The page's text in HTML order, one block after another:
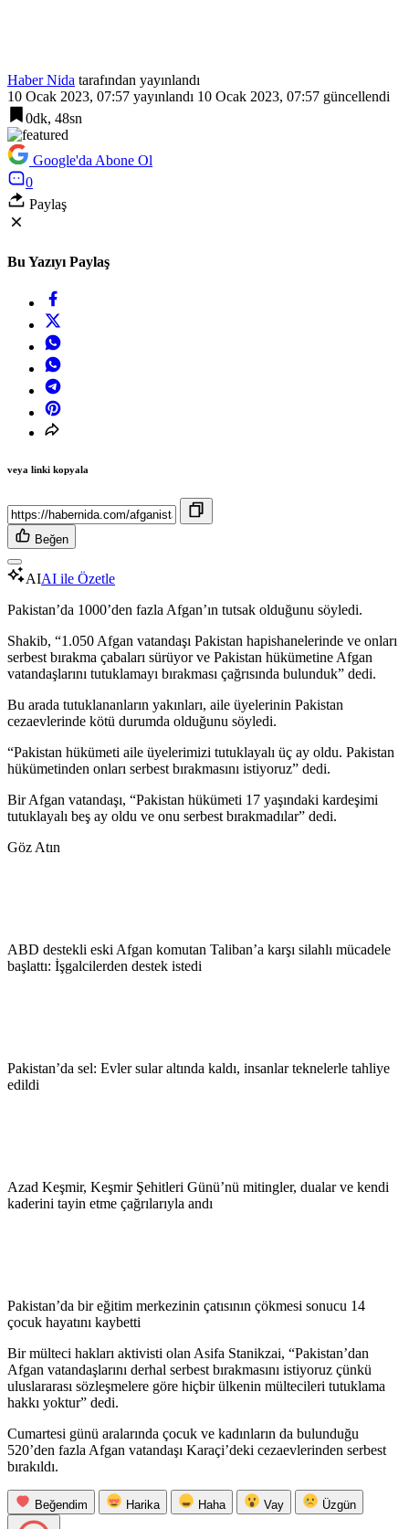
Haber Nida tarafından yayınlandı
10 Ocak 2023, 07:57 yayınlandı 10 Ocak 2023, 07:57 güncellendi
0dk, 48sn
Google'da Abone Ol
0
Paylaş
Bu Yazıyı Paylaş
veya linki kopyala
Beğen
AIAI ile Özetle
Pakistan’da 1000’den fazla Afgan’ın tutsak olduğunu söyledi.
Shakib, “1.050 Afgan vatandaşı Pakistan hapishanelerinde ve onları
serbest bırakma çabaları sürüyor ve Pakistan hükümetine Afgan
vatandaşlarını tutuklamayı bırakması çağrısında bulunduk” dedi.
Bu arada tutuklananların yakınları, aile üyelerinin Pakistan
cezaevlerinde kötü durumda olduğunu söyledi.
“Pakistan hükümeti aile üyelerimizi tutuklayalı üç ay oldu. Pakistan
hükümetinden onları serbest bırakmasını istiyoruz” dedi.
Bir Afgan vatandaşı, “Pakistan hükümeti 17 yaşındaki kardeşimi
tutuklayalı beş ay oldu ve onu serbest bırakmadılar” dedi.
Göz Atın
ABD destekli eski Afgan komutan Taliban’a karşı silahlı mücadele
başlattı: İşgalcilerden destek istedi
Pakistan’da sel: Evler sular altında kaldı, insanlar teknelerle tahliye
edildi
Azad Keşmir, Keşmir Şehitleri Günü’nü mitingler, dualar ve kendi
kaderini tayin etme çağrılarıyla andı
Pakistan’da bir eğitim merkezinin çatısının çökmesi sonucu 14
çocuk hayatını kaybetti
Bir mülteci hakları aktivisti olan Asifa Stanikzai, “Pakistan’dan
Afgan vatandaşlarını derhal serbest bırakmasını istiyoruz çünkü
uluslararası sözleşmelere göre hiçbir ülkenin mültecileri tutuklama
hakkı yoktur” dedi.
Cumartesi günü aralarında çocuk ve kadınların da bulunduğu
520’den fazla Afgan vatandaşı Karaçi’deki cezaevlerinden serbest
bırakıldı.
Beğendim Harika Haha Vay Üzgün